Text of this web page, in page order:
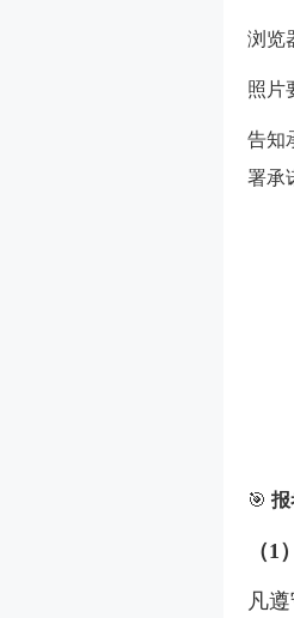
浏览
照片
告知
署承
🎯 报
（
凡